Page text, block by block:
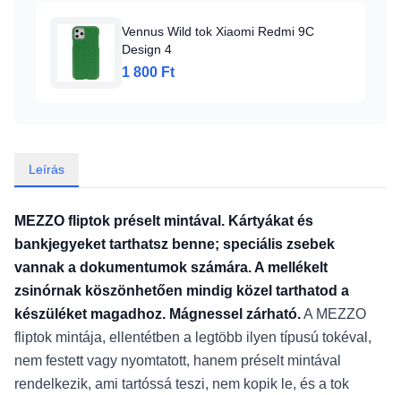
Vennus Wild tok Xiaomi Redmi 9C
Design 4
1 800 Ft
Leírás
MEZZO fliptok préselt mintával. Kártyákat és
bankjegyeket tarthatsz benne; speciális zsebek
vannak a dokumentumok számára. A mellékelt
zsinórnak köszönhetően mindig közel tarthatod a
készüléket magadhoz. Mágnessel zárható.A MEZZO
fliptok mintája, ellentétben a legtöbb ilyen típusú tokéval,
nem festett vagy nyomtatott, hanem préselt mintával
rendelkezik, ami tartóssá teszi, nem kopik le, és a tok